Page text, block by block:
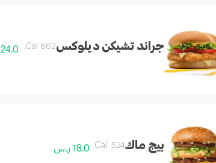
جراند تشيكن ديلوكس862 Cal. 24.0 ر.س
بيج ماكCal. 524 18.0 ر.س